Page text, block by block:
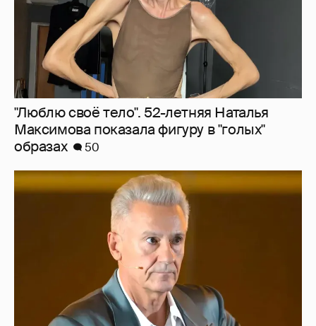
"Люблю своё тело". 52-летняя Наталья
Максимова показала фигуру в "голых"
образах
50